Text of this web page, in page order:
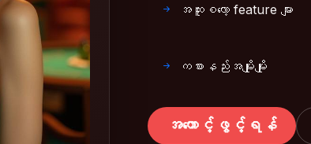
အထူးစလော့ feature များ
ကစားနည်းအမျိုးမျိုး
အကောင့်ဖွင့်ရန်